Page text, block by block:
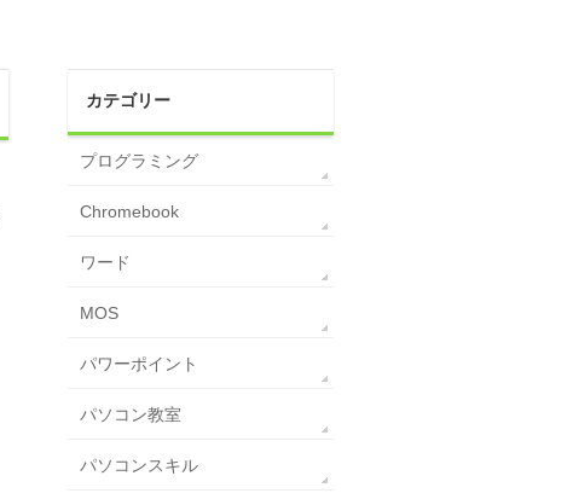
カテゴリー
プログラミング
Chromebook
ワード
MOS
パワーポイント
パソコン教室
パソコンスキル